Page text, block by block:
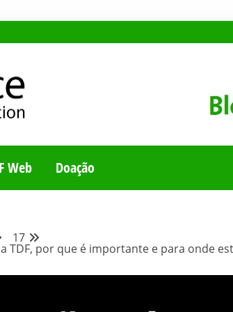
Web Doação
17
TDF, por que é importante e para onde